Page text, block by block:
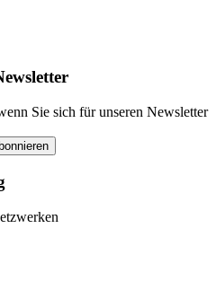
Sie sich für unseren Newsletter